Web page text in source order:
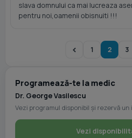
slava domnului ca mai lucreaza
pentru noi,oamenii obisnuiti !!!
1 2 3
Programează-te la medic
Dr. George Vasilescu
Vezi programul disponibil și rezervă un
Vezi